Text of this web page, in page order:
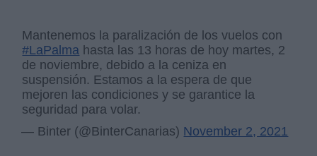
Mantenemos la paralización de los vuelos con
#LaPalma hasta las 13 horas de hoy martes, 2
de noviembre, debido a la ceniza en
suspensión. Estamos a la espera de que
mejoren las condiciones y se garantice la
seguridad para volar.
— Binter (@BinterCanarias) November 2, 2021